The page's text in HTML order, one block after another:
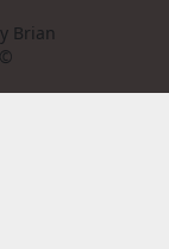
Brian